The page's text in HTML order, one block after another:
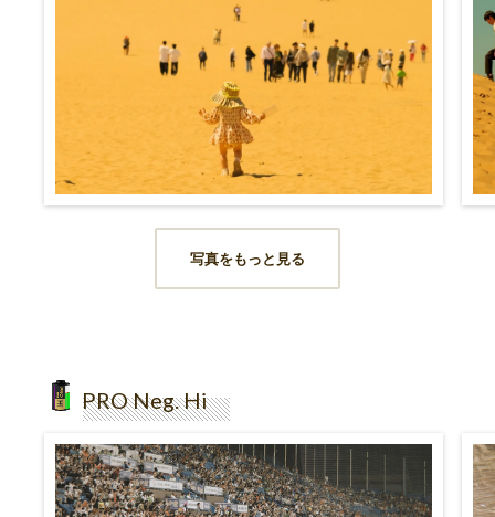
写真をもっと見る
PRO Neg. Hi